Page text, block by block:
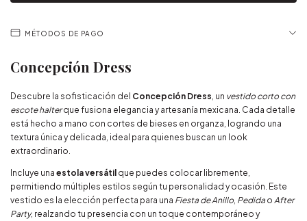
MÉTODOS DE PAGO
Concepción Dress
Descubre la sofisticación del Concepción Dress , un vestido corto con
escote halterque fusiona elegancia y artesanía mexicana. Cada detalle
está hecho a mano con cortes de bieses en organza, logrando una
textura única y delicada, ideal para quienes buscan un look
extraordinario.
Incluye una estola versátil que puedes colocar libremente,
permitiendo múltiples estilos según tu personalidad y ocasión. Este
vestido es la elección perfecta para una Fiesta de Anillo Pedida o After
Party, realzando tu presencia con un toque contemporáneo y